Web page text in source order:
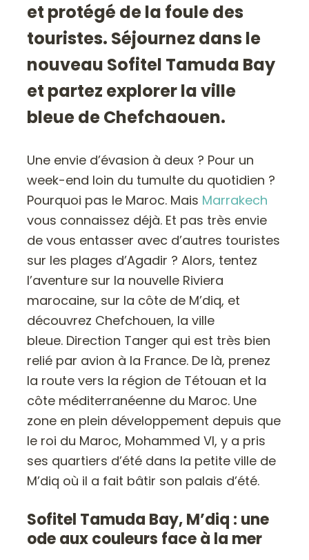
et protégé de la foule des
touristes. Séjournez dans le
nouveau Sofitel Tamuda Bay
et partez explorer la ville
bleue de Chefchaouen.
Une envie d’évasion à deux ? Pour un
week-end loin du tumulte du quotidien ?
Pourquoi pas le Maroc. Mais Marrakech
vous connaissez déjà. Et pas très envie
de vous entasser avec d’autres touristes
sur les plages d’Agadir ? Alors, tentez
l’aventure sur la nouvelle Riviera
marocaine, sur la côte de M’diq, et
découvrez Chefchouen, la ville
bleue. Direction Tanger qui est très bien
relié par avion à la France. De là, prenez
la route vers la région de Tétouan et la
côte méditerranéenne du Maroc. Une
zone en plein développement depuis que
le roi du Maroc, Mohammed VI, y a pris
ses quartiers d’été dans la petite ville de
M’diq où il a fait bâtir son palais d’été.
Sofitel Tamuda Bay, M’diq : une
ode aux couleurs face à la mer